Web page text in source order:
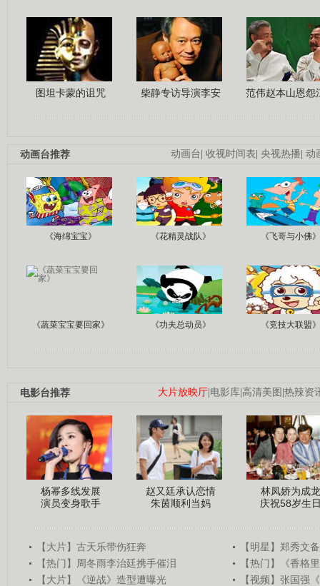
图坦卡蒙的诅咒 柴静专访导演李安 范伟赵本山恩怨
动画台| 收视时间表| 央视热播| 动
动画台推荐
《海绵宝宝》 《花精灵战队》 《飞哥与小佛》
《蔬菜宝宝要回家》 《功夫总动员》 《竞技大联盟》
大片放映厅|电影库|高清美图 |热辣资
电影台推荐
杨幂多线发展
演员变身歌手
赵又廷承认恋情
朱茵顺利当妈
林凤娇为成龙
庆祝58岁生
【大片】古天乐带伤狂奔
【明星】郑秀文
【热门】周冬雨李治廷携手催泪
【热门】《香格
【大片】《逆战》造型遭曝光
【视频】张国强